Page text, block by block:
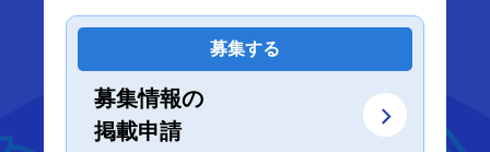
募集する
募集情報の
掲載申請